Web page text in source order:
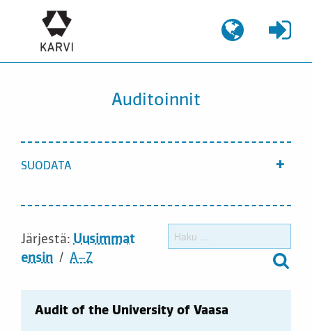
sisältöön
Auditoinnit
SUODATA
Järjestä: Uusimmat
ensin
A–Z
Audit of the University of Vaasa